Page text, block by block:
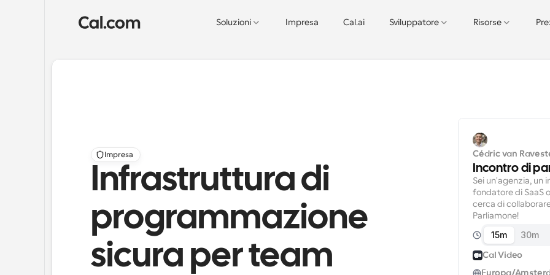
Soluzioni Impresa Cal.ai Sviluppatore Risorse
Impresa
Infrastruttura di
programmazione
sicura per team
Cédric van
Incontro di
Sei un'agenzia, un
fondatore di SaaS
cerca di
Parliamone!
15m 30m
Cal Video
Europa/